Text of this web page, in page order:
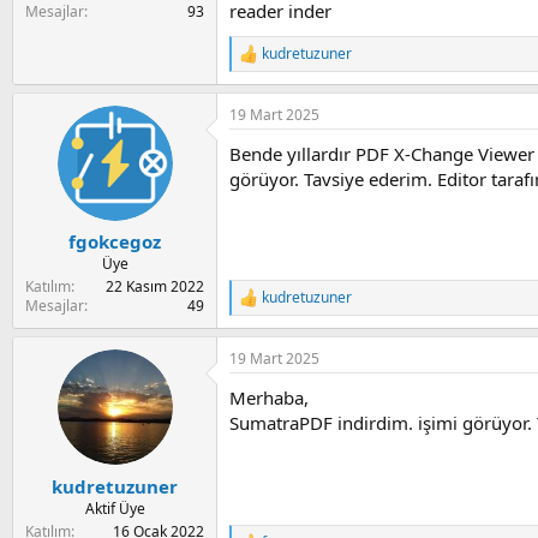
Mesajlar
93 reader inder
R
e
a
c
i
o
n
kudretuzuner
fgokcegoz
Üye
Katılım
22 Kasım 2022
Mesajlar
49
19 Mart 2025
Bende yıllardır PDF X-Change
görüyor. Tavsiye ederim. Editor
R
e
a
c
i
o
kudretuzuner
kudretuzuner
Aktif Üye
Katılım
16 Ocak 2022
19 Mart 2025
Merhaba,
SumatraPDF indirdim. işimi görüyor.